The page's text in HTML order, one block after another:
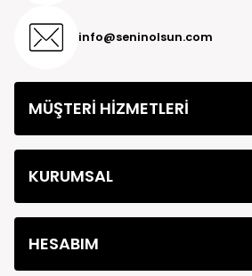
info@seninolsun.com
MÜŞTERİ HİZMETLERİ
KURUMSAL
HESABIM